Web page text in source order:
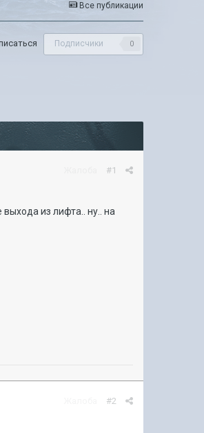
Все публикации
Подписчики 0
#1
из лифта.. ну.. на
#2